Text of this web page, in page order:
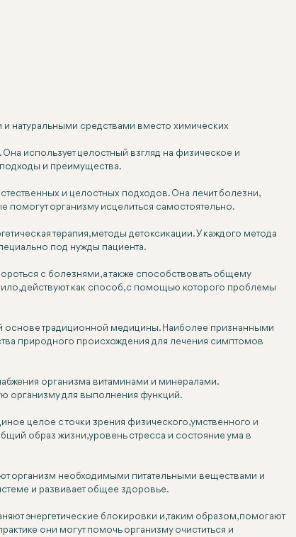
и натуральными средствами вместо химических
использует целостный взгляд на физическое и
и преимущества.
и целостных подходов. Она лечит болезни,
помогут организму исцелиться самостоятельно.
терапия, методы детоксикации. У каждого метода
под нужды пациента.
с болезнями, а также способствовать общему
действуют как способ, с помощью которого проблемы
основе традиционной медицины. Наиболее признанными
природного происхождения для лечения симптомов
организма витаминами и минералами.
организму для выполнения функций.
целое с точки зрения физического, умственного и
образ жизни, уровень стресса и состояние ума в
организм необходимыми питательными веществами и
и развивает общее здоровье.
энергетические блокировки и, таким образом, помогают
они могут помочь организму очиститься и